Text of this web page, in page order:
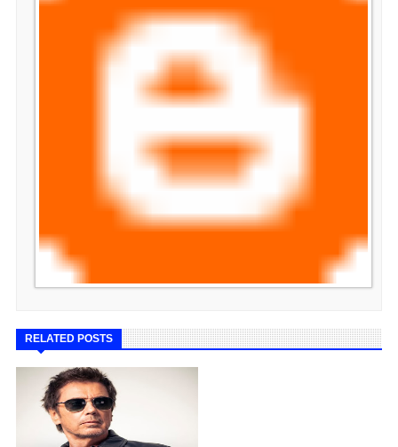
RELATED POSTS